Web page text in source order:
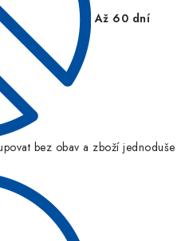
Až 60 dní
bez obav a zboží jednoduše